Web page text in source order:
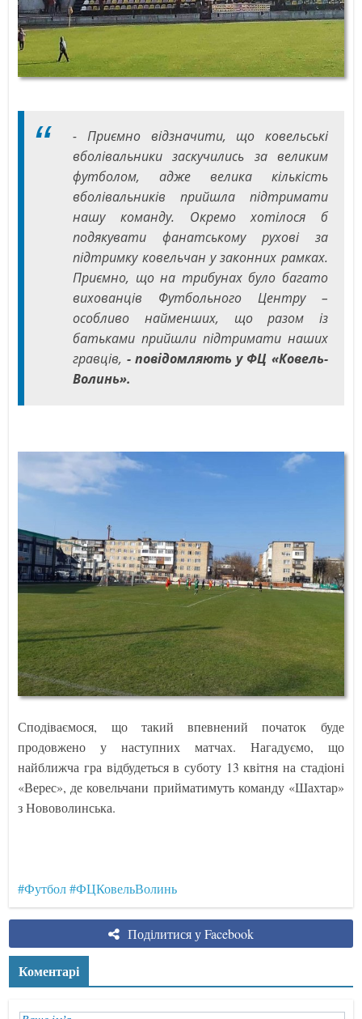
- Приємно відзначити, що ковельські
вболівальники заскучились за великим
футболом, адже велика кількість
вболівальників прийшла підтримати
нашу команду. Окремо хотілося б
подякувати фанатському рухові за
підтримку ковельчан у законних рамках.
Приємно, що на трибунах було багато
вихованців Футбольного Центру –
особливо найменших, що разом із
батьками прийшли підтримати наших
гравців, - повідомляють у ФЦ «Ковель-
Волинь».
Сподіваємося, що такий впевнений початок буде
продовжено у наступних матчах. Нагадуємо, що
найближча гра відбудеться в суботу 13 квітня на стадіоні
«Верес», де ковельчани прийматимуть команду «Шахтар»
з Нововолинська.
#Футбол #ФЦКовельВолинь
Поділитися у Facebook
Коментарі